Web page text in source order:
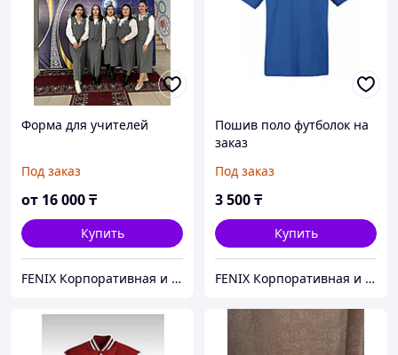
Форма для учителей
Под заказ
от 16 000₸
Купить
FENIX Корпоративная и школьная форма
Пошив поло футболок на
заказ
Под заказ
3 500₸
Купить
FENIX Корпоративная и школьная форма